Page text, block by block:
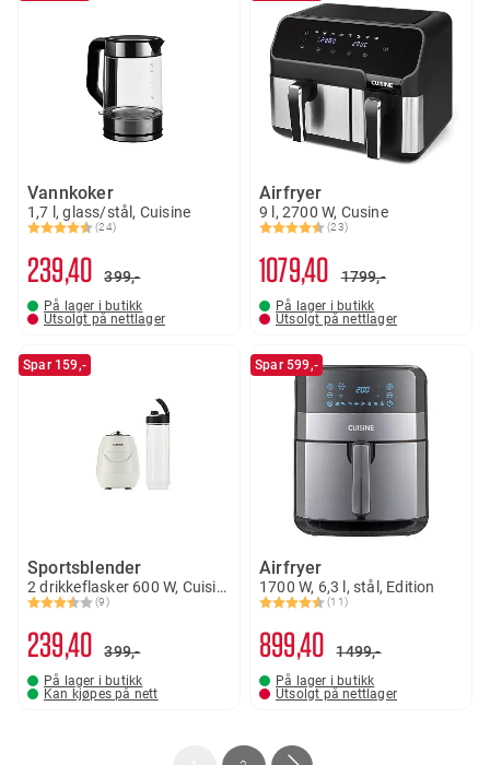
Vannkoker
1,7 l, glass/stål, Cuisine
Karakter:
(24)
4.6 av 5 mulige
23940 399,-
På lager i butikk
Utsolgt på nettlager
Airfryer
9 l, 2700 W, Cusine
Karakter:
(23)
4.7 av 5 mulige
107940 1799,-
På lager i butikk
Utsolgt på nettlager
Spar 159,-
Sportsblender
2 drikkeflasker 600 W, Cuisine
Karakter:
(9)
3.6 av 5 mulige
23940 399,-
På lager i butikk
Kan kjøpes på nett
Spar 599,-
Airfryer
1700 W, 6,3 l, stål, Edition
Karakter:
(11)
4.5 av 5 mulige
89940 1499,-
På lager i butikk
Utsolgt på nettlager